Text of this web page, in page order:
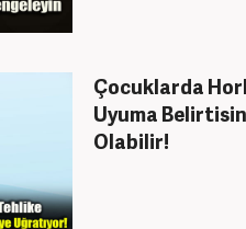
Çocuklarda
Uyuma
Olabilir!